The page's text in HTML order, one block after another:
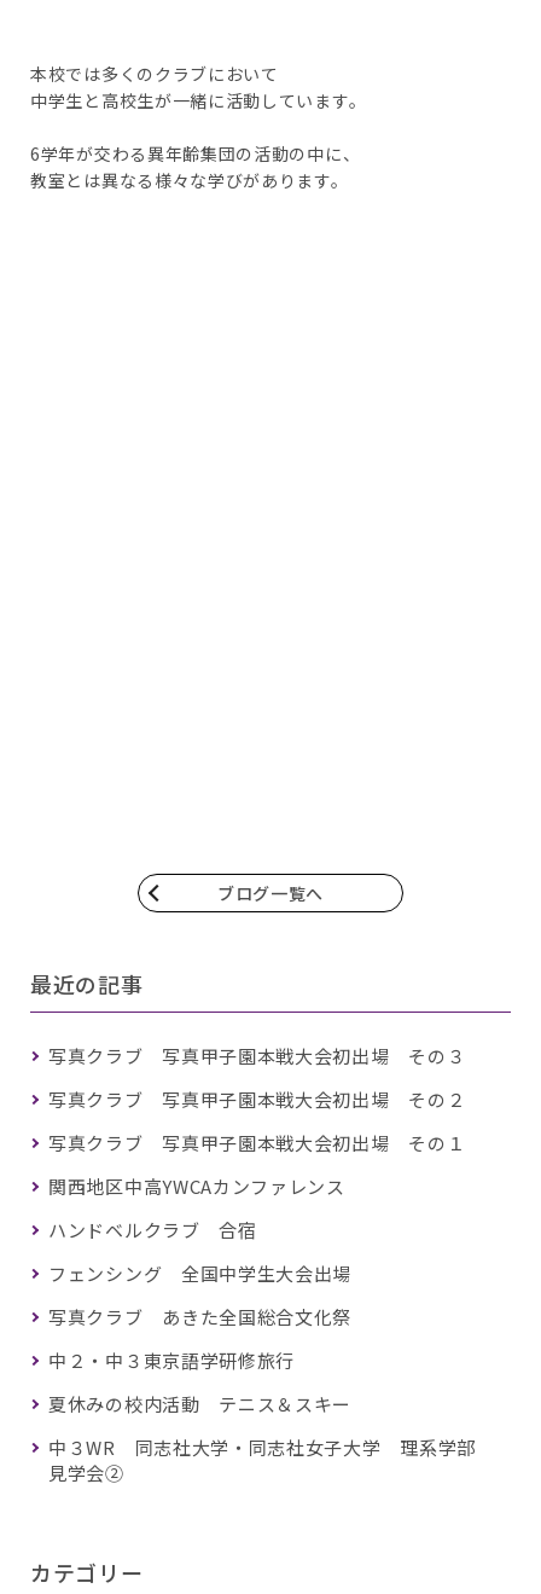
本校では多くのクラブにおいて
中学生と高校生が一緒に活動しています。
6学年が交わる異年齢集団の活動の中に、
教室とは異なる様々な学びがあります。
ブログ一覧へ
最近の記事
写真クラブ 写真甲子園本戦大会初出場 その３
写真クラブ 写真甲子園本戦大会初出場 その２
写真クラブ 写真甲子園本戦大会初出場 その１
関西地区中高YWCAカンファレンス
ハンドベルクラブ 合宿
フェンシング 全国中学生大会出場
写真クラブ あきた全国総合文化祭
中２・中３東京語学研修旅行
夏休みの校内活動 テニス＆スキー
中３WR 同志社大学・同志社女子大学 理系学部
見学会②
カテゴリー